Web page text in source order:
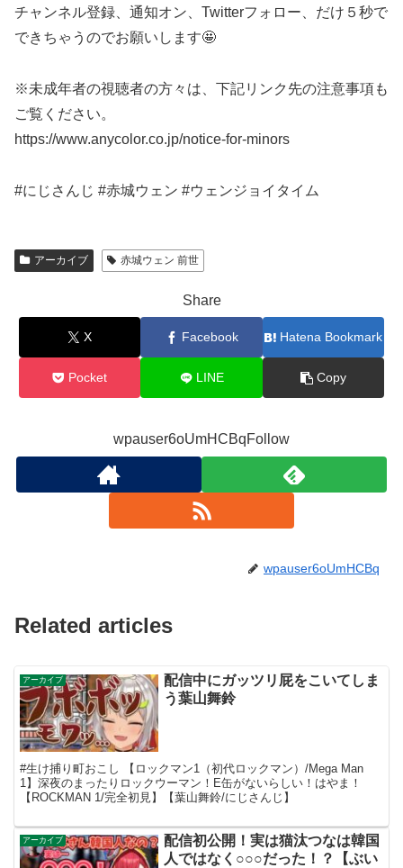
チャンネル登録、通知オン、Twitterフォロー、だけ５秒で
できちゃうのでお願いします🤩
※未成年者の視聴者の方々は、下記リンク先の注意事項も
ご覧ください。
https://www.anycolor.co.jp/notice-for-minors
#にじさんじ #赤城ウェン #ウェンジョイタイム
アーカイブ 赤城ウェン 前世
Share
X Facebook Hatena Bookmark
Pocket LINE Copy
wpauser6oUmHCBqFollow
wpauser6oUmHCBq
Related articles
アーカイブ
配信中にガッツリ屁をこいてしま
う葉山舞鈴
#生け捕り町おこし 【ロックマン1（初代ロックマン）/Mega Man
1】深夜のまったりロックウーマン！E缶がないらしい！はやま！
【ROCKMAN 1/完全初見】【葉山舞鈴/にじさんじ】
アーカイブ
配信初公開！実は猫汰つなは韓国
人ではなく○○○だった！？【ぶい